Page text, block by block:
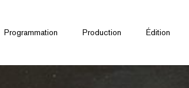
Programmation Production Édition